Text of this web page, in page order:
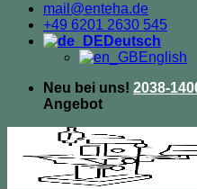
mail@enteha.de
+49 6201 2630 545
Deutsch
English
Neu bei uns! 2038-
Angebot